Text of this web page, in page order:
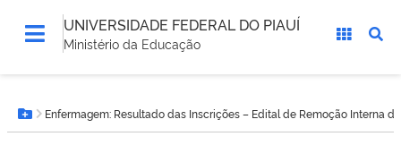
UNIVERSIDADE FEDERAL DO PIAUÍ
Ministério da Educação
está
aqui:Botão Menu
Enfermagem: Resultado das Inscrições – Edital de Remoção Interna